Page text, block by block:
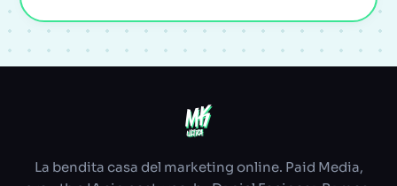
MK
MK
ULTRA
ULTRA
La bendita casa del marketing online. Paid Media,